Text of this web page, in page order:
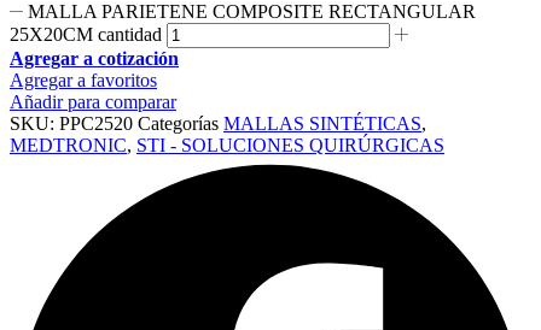
MALLA PARIETENE COMPOSITE RECTANGULAR
25X20CM cantidad
Agregar a cotización
Agregar a favoritos
Añadir para comparar
SKU: PPC2520 Categorías MALLAS SINTÉTICAS,
MEDTRONIC, STI - SOLUCIONES QUIRÚRGICAS